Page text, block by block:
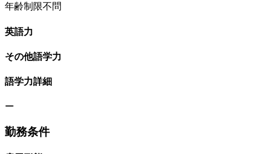
年齢制限不問
英語力
その他語学力
語学力詳細
ー
勤務条件